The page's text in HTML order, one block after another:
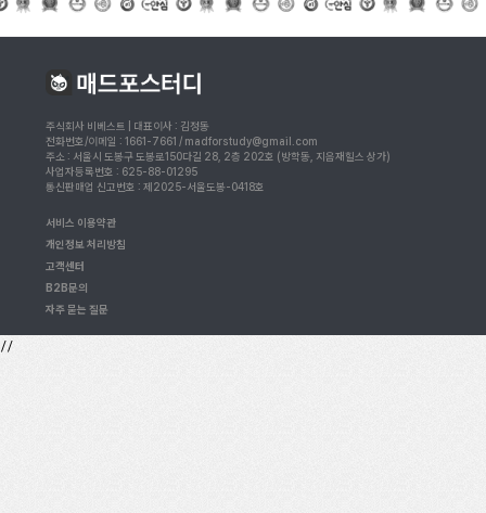
주식회사 비베스트 | 대표이사 : 김정동
전화번호/이메일 : 1661-7661 / madforstudy@gmail.com
주소 : 서울시 도봉구 도봉로150다길 28, 2층 202호 (방학동, 지음재힐스 상가)
사업자등록번호 : 625-88-01295
통신판매업 신고번호 : 제2025-서울도봉-0418호
서비스 이용약관
개인정보 처리방침
고객센터
B2B문의
자주 묻는 질문
//